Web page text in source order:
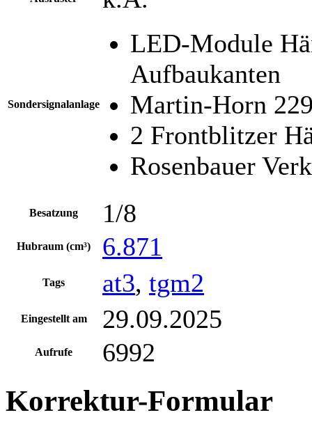
Sondersignalanlage
LED-Module
Aufbaukanten
Martin-Horn
2 Frontblitzer
Rosenbauer
Besatzung 1/8
Hubraum (cm³) 6.871
Tags at3, tgm2
Eingestellt am 29.09.2025
Aufrufe 6992
Korrektur-Formular